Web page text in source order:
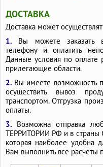
Трубы диаметр 32
Полиэтиленовые трубы для
Полиэтиленовые трубы 25
ПНД трубы для водопровода 32
ПНД трубы для водопровода
ПНД трубы 32 для питьевой
ПНД трубы 20 для воды
Пластиковые трубы для
Пластиковые трубы 25
ДОСТАВКА
Доставка может
1. Вы можете заказать
телефону и оплатить
Данные условия по оплате
прилегающие области.
2. Вы имеете возможность
осуществить вывоз
транспортом. Отгрузка
оплаты.
3. Возможна отправка
ТЕРРИТОРИИ РФ и в страны
которая наиболее удобна
Вам выполнить все расчеты